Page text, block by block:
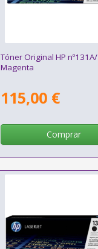
Tóner Original HP nº131A/
Magenta
115,00 €
Comprar